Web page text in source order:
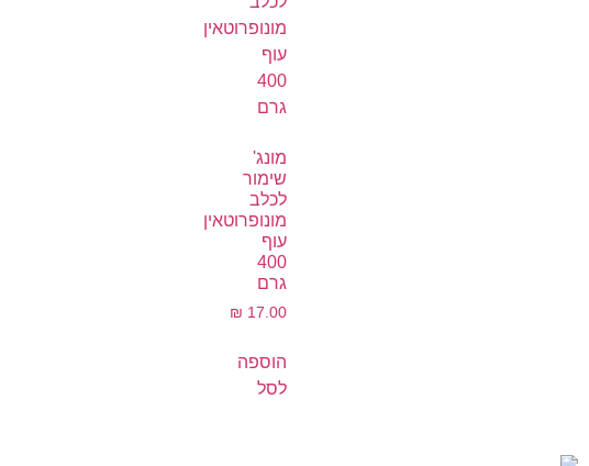
מונג'
שימור
לכלב
מונופרוטאין
עוף
400
גרם
₪ 17.00
הוספה
לסל